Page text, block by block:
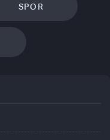
SPOR